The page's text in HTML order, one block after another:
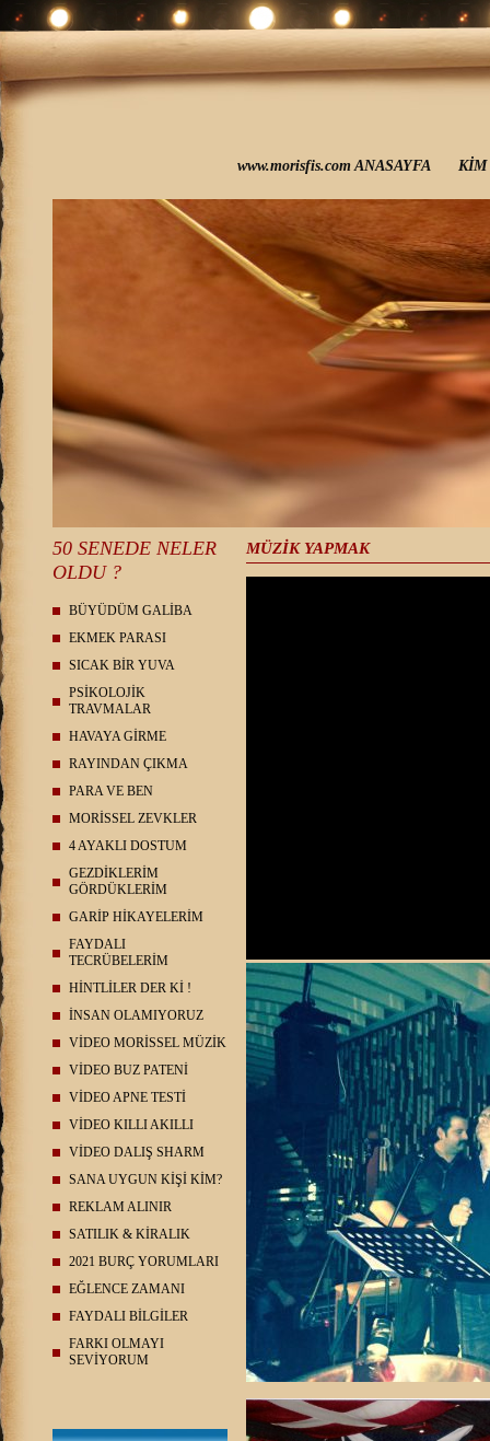
www.morisfis.com ANASAYFA KİM
50 SENEDE NELER
OLDU ?
BÜYÜDÜM GALİBA
EKMEK PARASI
SICAK BİR YUVA
PSİKOLOJİK
TRAVMALAR
HAVAYA GİRME
RAYINDAN ÇIKMA
PARA VE BEN
MORİSSEL ZEVKLER
4 AYAKLI DOSTUM
GEZDİKLERİM
GÖRDÜKLERİM
GARİP HİKAYELERİM
FAYDALI
TECRÜBELERİM
HİNTLİLER DER Kİ !
İNSAN OLAMIYORUZ
VİDEO MORİSSEL MÜZİK
VİDEO BUZ PATENİ
VİDEO APNE TESTİ
VİDEO KILLI AKILLI
VİDEO DALIŞ SHARM
SANA UYGUN KİŞİ KİM?
REKLAM ALINIR
SATILIK & KİRALIK
2021 BURÇ YORUMLARI
EĞLENCE ZAMANI
FAYDALI BİLGİLER
FARKI OLMAYI
SEVİYORUM
MÜZİK YAPMAK